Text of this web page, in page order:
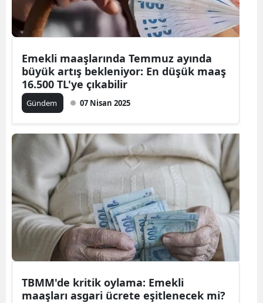
Emekli maaşlarında Temmuz ayında
büyük artış bekleniyor: En düşük maaş
16.500 TL'ye çıkabilir
Gündem 07 Nisan 2025
TBMM'de kritik oylama: Emekli
maaşları asgari ücrete eşitlenecek mi?